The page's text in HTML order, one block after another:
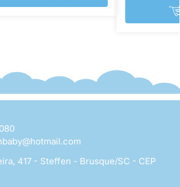
417 - Steffen - Brusque/SC - CEP